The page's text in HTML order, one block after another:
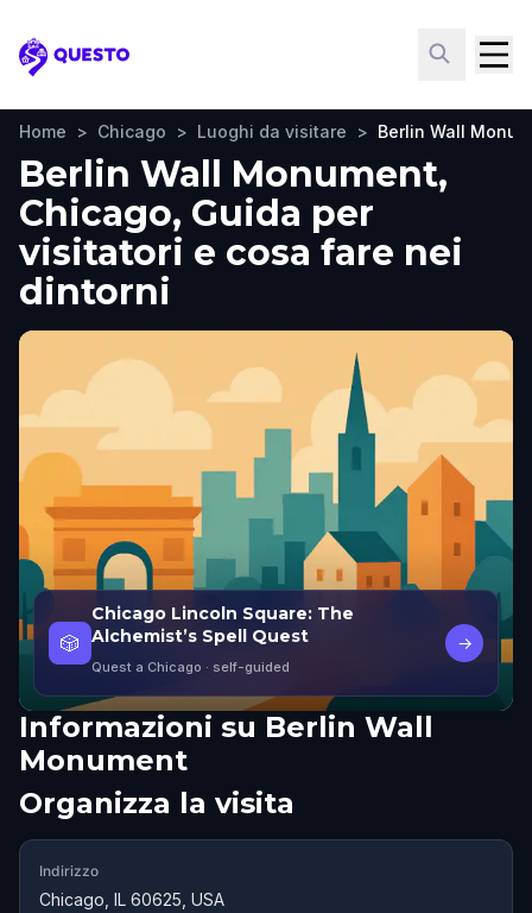
Questo
Home > Chicago > Luoghi da visitare > Berlin Wall
Berlin Wall Monument,
Chicago, Guida per
visitatori e cosa fare nei
dintorni
🎲
Chicago Lincoln Square: The
Alchemist’s Spell Quest
Quest a Chicago · self-guided
→
Informazioni su Berlin Wall
Monument
Organizza la visita
Indirizzo
Chicago, IL 60625, USA